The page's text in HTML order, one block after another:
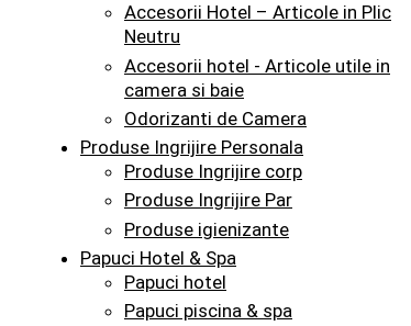
Accesorii Hotel – Articole in Plic
Neutru
Accesorii hotel - Articole utile in
camera si baie
Odorizanti de Camera
Produse Ingrijire Personala
Produse Ingrijire corp
Produse Ingrijire Par
Produse igienizante
Papuci Hotel & Spa
Papuci hotel
Papuci piscina & spa